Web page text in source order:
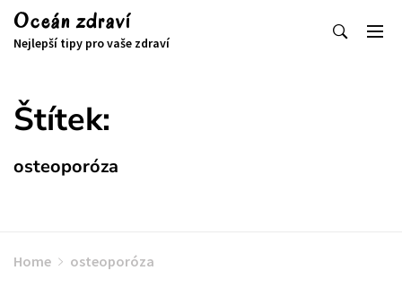
Skip
content
Oceán zdraví
Nejlepší tipy pro vaše zdraví
Štítek:
osteoporóza
Home osteoporóza